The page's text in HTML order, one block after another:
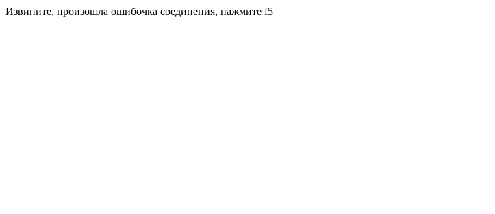
Извините, произошла ошибочка соединения, нажмите f5